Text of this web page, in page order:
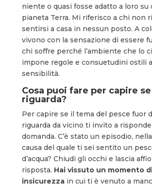
niente o quasi fosse adatto a loro su
pianeta Terra. Mi riferisco a chi non
sentirsi a casa in nessun posto. A
vivono con la sensazione di essere
chi soffre perché l’ambiente che lo
impone regole e consuetudini ostili
sensibilità.
Cosa puoi fare per capire
riguarda?
Per capire se il tema del pesce fuor
riguarda da vicino ti invito a
domanda. C’è stato un episodio,
causa del quale ti sei sentito un
d’acqua? Chiudi gli occhi e lascia
risposta. Hai vissuto un momento
insicurezzain cui ti è venuto a